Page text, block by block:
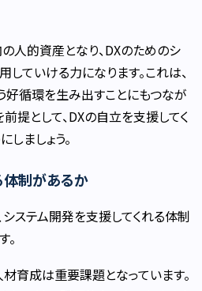
人的資産となり、DXのためのシ
していける力になります。これは、
循環を生み出すことにもつなが
提として、DXの自立を支援してく
ましょう。
体制があるか
ステム開発を支援してくれる体制
。
育成は重要課題となっています。